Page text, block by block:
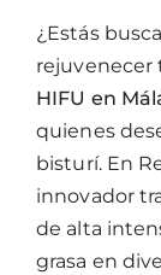
¿Estás
rejuvenecer
HIFU en
quienes
bisturí. En
innovador
de alta
grasa en